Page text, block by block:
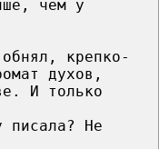
чем у
крепко-
духов,
И только
писала? Не